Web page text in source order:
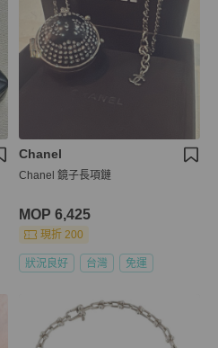
Chanel
Chanel 鏡子長項鏈
MOP 6,425
現折 200
狀況良好 台灣 免運